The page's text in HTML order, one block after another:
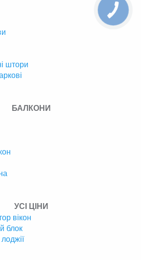
штори
БАЛКОНИ
УСІ ЦІНИ
вікон
блок